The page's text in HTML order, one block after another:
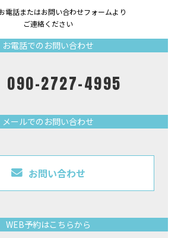
電話またはお問い合わせフォームより
ご連絡ください
お電話でのお問い合わせ
090-2727-4995
メールでのお問い合わせ
お問い合わせ
WEB予約はこちらから